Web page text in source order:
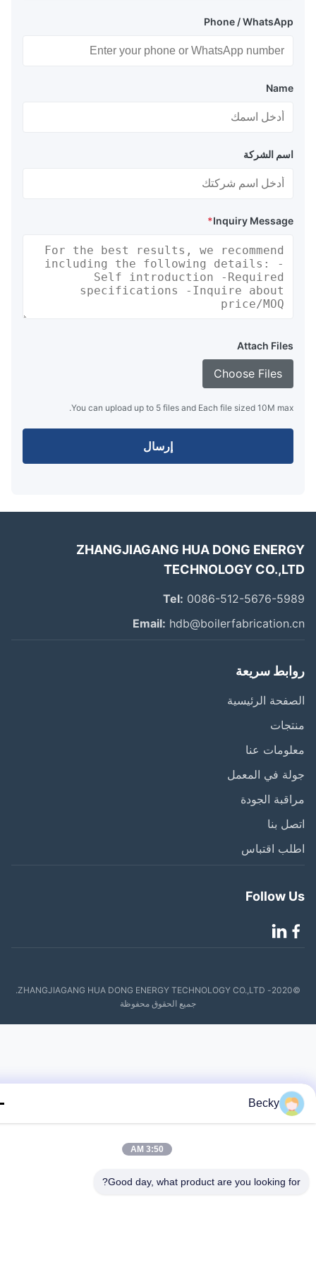
Phone / WhatsApp
Name
اسم الشركة
Inquiry Message
*
Attach Files
Choose Files
You can upload up to 5 files and Each file sized 10M max.
إرسال
ZHANGJIAGANG HUA DONG
TECHNOLOGY
Tel:0086-512-5676-
Email:
سريعة
الرئيسية
عنا
في المعمل
الجودة
بنا
اقتباس
Follow
©2020- ZHANGJIAGANG HUA DONG ENERGY TECHNOLOGY CO.,LTD.
جميع الحقوق محفوظة
Becky
3:50 AM
Good day, what product are you looking